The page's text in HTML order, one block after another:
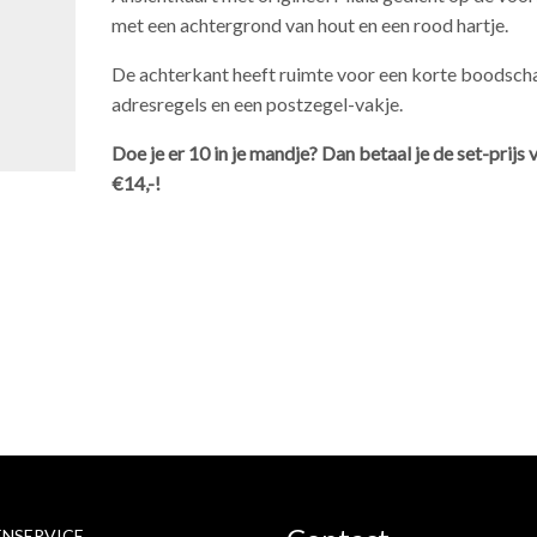
met een achtergrond van hout en een rood hartje.
De achterkant heeft ruimte voor een korte
adresregels en een postzegel-vakje.
Doe je er 10 in je mandje? Dan betaal je de set-prijs
€14,-!